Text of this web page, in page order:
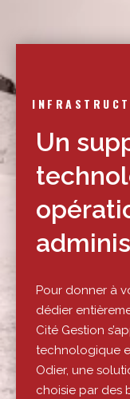
Un
Pour donner à
dédier
Cité Gestion
technologique
Odier, une
choisie par des